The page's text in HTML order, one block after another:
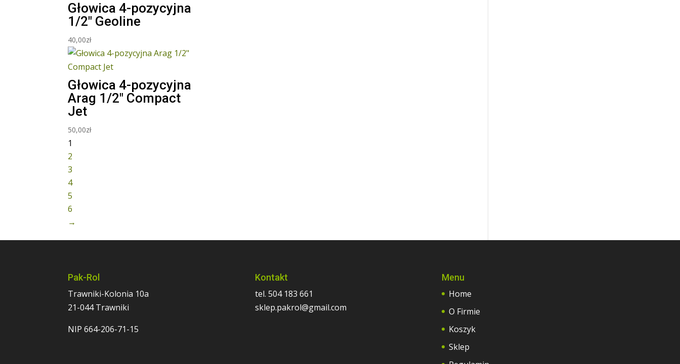
Głowica 4-pozycyjna
1/2″ Geoline
40,00zł
Głowica 4-pozycyjna
Arag 1/2″ Compact
Jet
50,00zł
1
2
3
4
5
6
→
Pak-Rol
Trawniki-Kolonia 10a
21-044 Trawniki
NIP 664-206-71-15
Kontakt
tel. 504 183 661
sklep.pakrol@gmail.com
Menu
Home
O Firmie
Koszyk
Sklep